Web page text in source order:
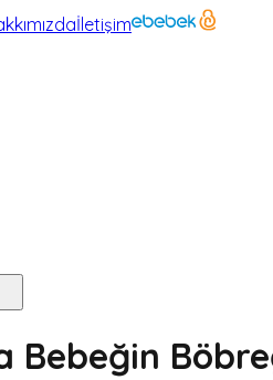
İletişim
Bebeğin